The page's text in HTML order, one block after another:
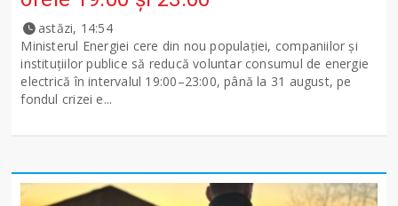
astăzi, 14:54
Ministerul Energiei cere din nou populației, companiilor și
instituțiilor publice să reducă voluntar consumul de energie
electrică în intervalul 19:00–23:00, până la 31 august, pe
fondul crizei e...